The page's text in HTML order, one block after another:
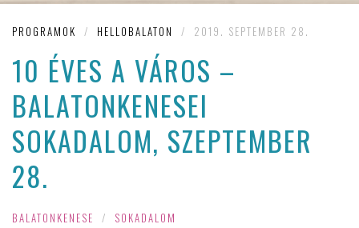
PROGRAMOK / HELLOBALATON / 2019. SEPTEMBER 28.
10 ÉVES A VÁROS –
BALATONKENESEI
SOKADALOM, SZEPTEMBER
28.
BALATONKENESE / SOKADALOM